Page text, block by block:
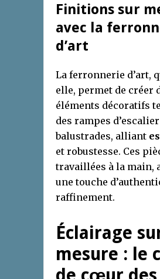
Finitions sur
avec la
d’art
La ferronnerie d’art,
elle, permet de créer
éléments décoratifs
des rampes
balustrades, alliant
et robustesse. Ces
travaillées à la main,
une touche
raffinement.
Éclairage
mesure : le